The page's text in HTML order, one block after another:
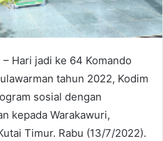
– Hari jadi ke 64 Komando
tahun 2022, Kodim
sosial dengan
kepada Warakawuri,
Timur. Rabu (13/7/2022).